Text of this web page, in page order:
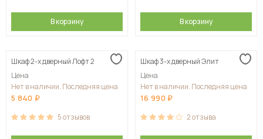
В корзину В корзину
Шкаф 2-х дверный Лофт 2
Цена
Нет в наличии. Последняя цена
5 840
5отзывов
Шкаф 3-х дверный Элит
Цена
Нет в наличии. Последняя цена
16 990
2отзыва